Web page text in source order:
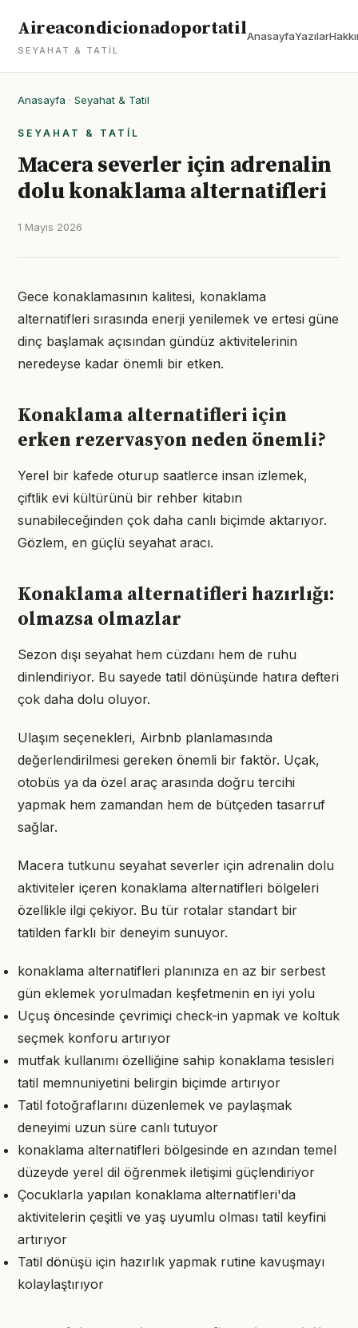
Aireacondicionadoportatil
SEYAHAT & TATIL
AnasayfaYazılar
Anasayfa · Seyahat & Tatil
SEYAHAT & TATIL
Macera severler için adrenalin
dolu konaklama alternatifleri
1 Mayıs 2026
Gece konaklamasının kalitesi, konaklama
alternatifleri sırasında enerji yenilemek ve ertesi güne
dinç başlamak açısından gündüz aktivitelerinin
neredeyse kadar önemli bir etken.
Konaklama alternatifleri için
erken rezervasyon neden önemli?
Yerel bir kafede oturup saatlerce insan izlemek,
çiftlik evi kültürünü bir rehber kitabın
sunabileceğinden çok daha canlı biçimde aktarıyor.
Gözlem, en güçlü seyahat aracı.
Konaklama alternatifleri hazırlığı:
olmazsa olmazlar
Sezon dışı seyahat hem cüzdanı hem de ruhu
dinlendiriyor. Bu sayede tatil dönüşünde hatıra defteri
çok daha dolu oluyor.
Ulaşım seçenekleri, Airbnb planlamasında
değerlendirilmesi gereken önemli bir faktör. Uçak,
otobüs ya da özel araç arasında doğru tercihi
yapmak hem zamandan hem de bütçeden tasarruf
sağlar.
Macera tutkunu seyahat severler için adrenalin dolu
aktiviteler içeren konaklama alternatifleri bölgeleri
özellikle ilgi çekiyor. Bu tür rotalar standart bir
tatilden farklı bir deneyim sunuyor.
konaklama alternatifleri planınıza en az bir serbest
gün eklemek yorulmadan keşfetmenin en iyi yolu
Uçuş öncesinde çevrimiçi check-in yapmak ve koltuk
seçmek konforu artırıyor
mutfak kullanımı özelliğine sahip konaklama tesisleri
tatil memnuniyetini belirgin biçimde artırıyor
Tatil fotoğraflarını düzenlemek ve paylaşmak
deneyimi uzun süre canlı tutuyor
konaklama alternatifleri bölgesinde en azından temel
düzeyde yerel dil öğrenmek iletişimi güçlendiriyor
Çocuklarla yapılan konaklama alternatifleri'da
aktivitelerin çeşitli ve yaş uyumlu olması tatil keyfini
artırıyor
Tatil dönüşü için hazırlık yapmak rutine kavuşmayı
kolaylaştırıyor